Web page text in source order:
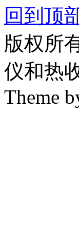
回到顶
版权所
仪和热
Theme